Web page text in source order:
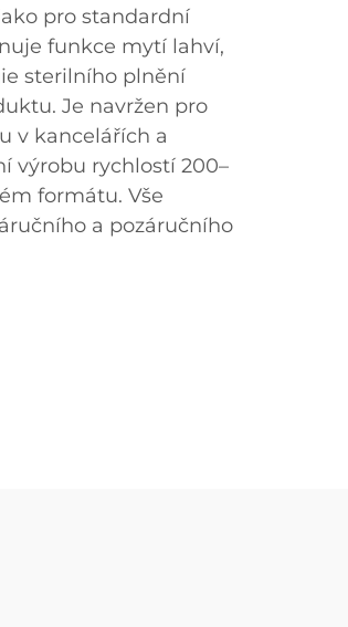
pro standardní
funkce mytí lahví,
sterilního plnění
Je navržen pro
v kancelářích a
výrobu rychlostí 200–
formátu. Vše
a pozáručního